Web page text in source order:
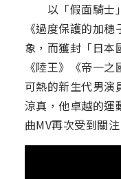
以「假面騎士
《過度保護的加
象，而獲封「日本
《陸王》《帝一
可熱的新生代男演
涼真，他卓越的運
曲MV再次受到關注